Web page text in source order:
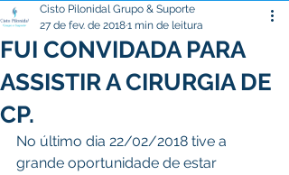
FUI CONVIDADA PARA
ASSISTIR A CIRURGIA DE
CP.
Cisto Pilonidal Grupo & Suporte
27 de fev. de 20181 min de leitura
No último dia 22/02/2018 tive a
grande oportunidade de estar